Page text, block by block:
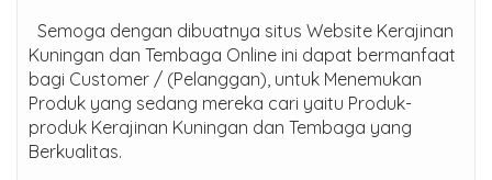
Semoga dengan dibuatnya situs Website Kerajinan
Kuningan dan Tembaga Online ini dapat bermanfaat
bagi Customer / (Pelanggan), untuk Menemukan
Produk yang sedang mereka cari yaitu Produk-
produk Kerajinan Kuningan dan Tembaga yang
Berkualitas.